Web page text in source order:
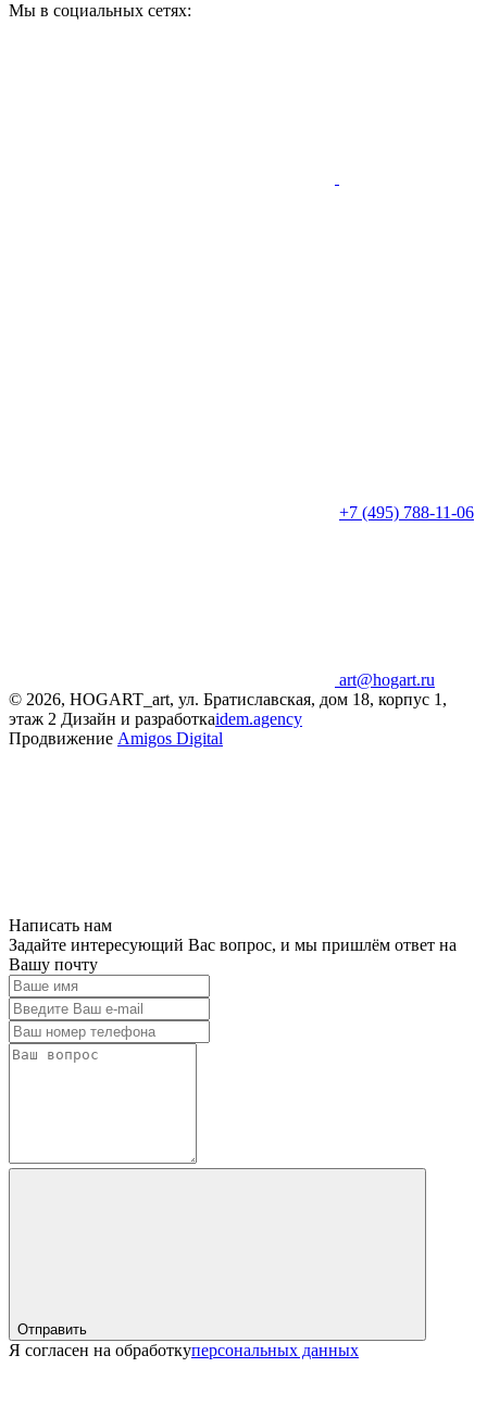
Мы в социальных сетях:
+7 (495) 788-11-06
art@hogart.ru
© 2026, HOGART_art, ул. Братиславская, дом 18, корпус 1,
этаж 2 Дизайн и разработкаidem.agency
Продвижение Amigos Digital
Написать нам
Задайте интересующий Вас вопрос, и мы пришлём ответ на
Вашу почту
Отправить
Я согласен на обработкуперсональных данных